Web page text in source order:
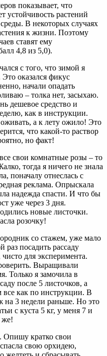
показывает, что
устойчивость растений
В некоторых случаях
к жизни. Поэтому
ставят ему
4,8 из 5,0).
с того, что зимой я
оказался фикус
начали опадать
– толка нет, засыхаю.
дешевое средство и
как в инструкции.
оживать, а к лету ожило! Это
что какой-то раствор
но факт!
свои комнатные розы – то
тогда я ничего не знала
поначалу отнеслась с
реклама. Опрыскала
надежда спасти. И что бы
уже через 3 дня.
новые листочки.
розочку!
со стажем, уже мало
посадить рассаду
для эксперимента.
Выращивали
Только я замочила в
после 5 листочков, а
как по инструкции. В
на 3 недели раньше. Но это
с куста 5 кг, у меня 7 и
же!
Опишу кратко свои
свою орхидею,